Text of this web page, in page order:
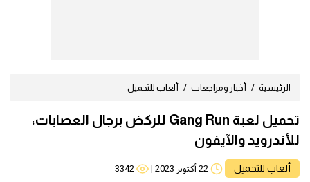
الرئيسية أخبار ومراجعات ألعاب للتحميل
تحميل لعبة Gang Run للركض برجال العصابات،
للأندرويد والآيفون
ألعاب للتحميل 22 أكتوبر 2023 |
3342